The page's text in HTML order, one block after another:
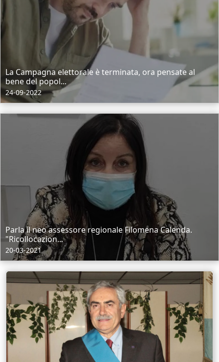
La Campagna elettorale è terminata, ora pensate al
bene del popol...
24-09-2022
Parla il neo assessore regionale Filomena Calenda.
"Ricollocazion...
20-03-2021